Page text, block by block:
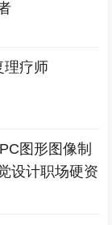
理疗师
图形图像制
设计职场硬资